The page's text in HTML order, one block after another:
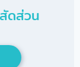
ดส่วน